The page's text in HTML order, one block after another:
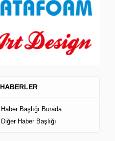
HABERLER
Haber Başlığı Burada
Diğer Haber Başlığı